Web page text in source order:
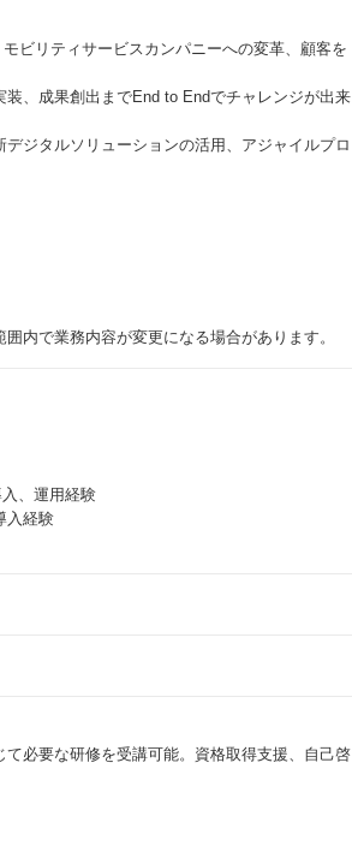
ビリティサービスカンパニーへの変革、顧客を
、成果創出までEnd to Endでチャレンジが出来
ジタルソリューションの活用、アジャイルプロ
内で業務内容が変更になる場合があります。
、運用経験
入経験
必要な研修を受講可能。資格取得支援、自己啓